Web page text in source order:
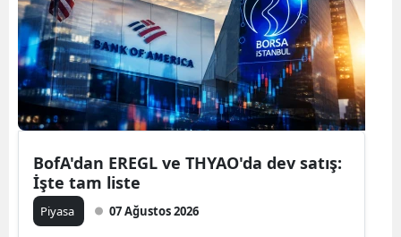
BofA'dan EREGL ve THYAO'da dev satış:
İşte tam liste
Piyasa 07 Ağustos 2026